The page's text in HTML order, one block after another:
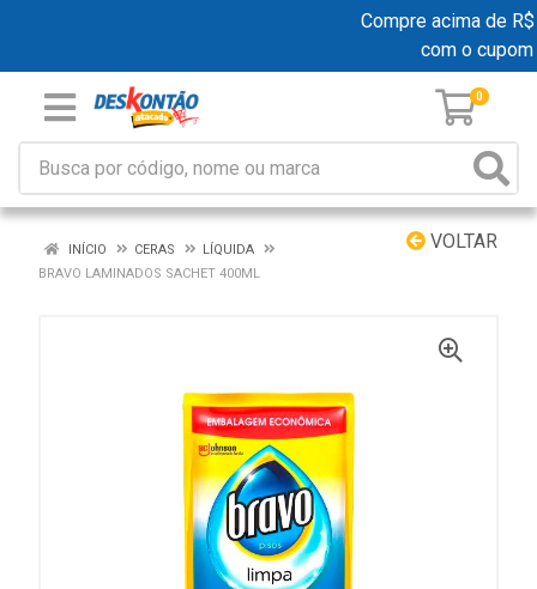
Compre acima de
com o cupom
0
VOLTAR
INÍCIO CERAS
LÍQUIDA
BRAVO LAMINADOS SACHET 400ML